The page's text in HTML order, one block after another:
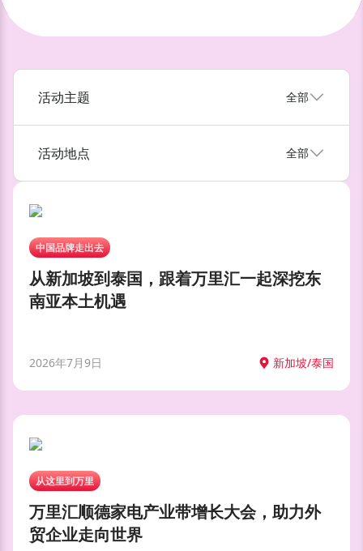
活动主题 全部
活动地点 全部
中国品牌走出去
从新加坡到泰国，跟着万里汇一起深挖东
南亚本土机遇
2026年7月9日 新加坡/泰国
从这里到万里
万里汇顺德家电产业带增长大会，助力外
贸企业走向世界